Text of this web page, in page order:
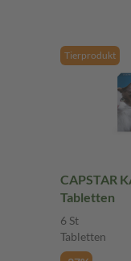
Tierprodukt
CAPSTAR
Tabletten
6 St
Tabletten